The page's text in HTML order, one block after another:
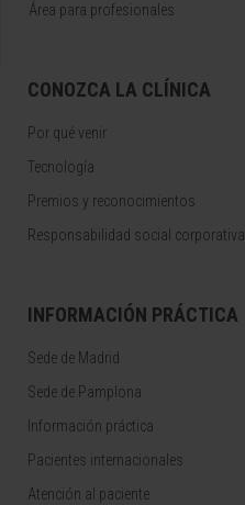
Área para profesionales
CONOZCA LA CLÍNICA
Por qué venir
Tecnología
Premios y reconocimientos
Responsabilidad social corporativa
INFORMACIÓN PRÁCTICA
Sede de Madrid
Sede de Pamplona
Información práctica
Pacientes internacionales
Atención al paciente